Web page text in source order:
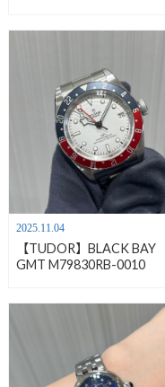
2025.11.04
【TUDOR】BLACK BAY
GMT M79830RB-0010